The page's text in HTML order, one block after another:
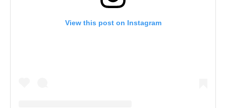
View this post on Instagram